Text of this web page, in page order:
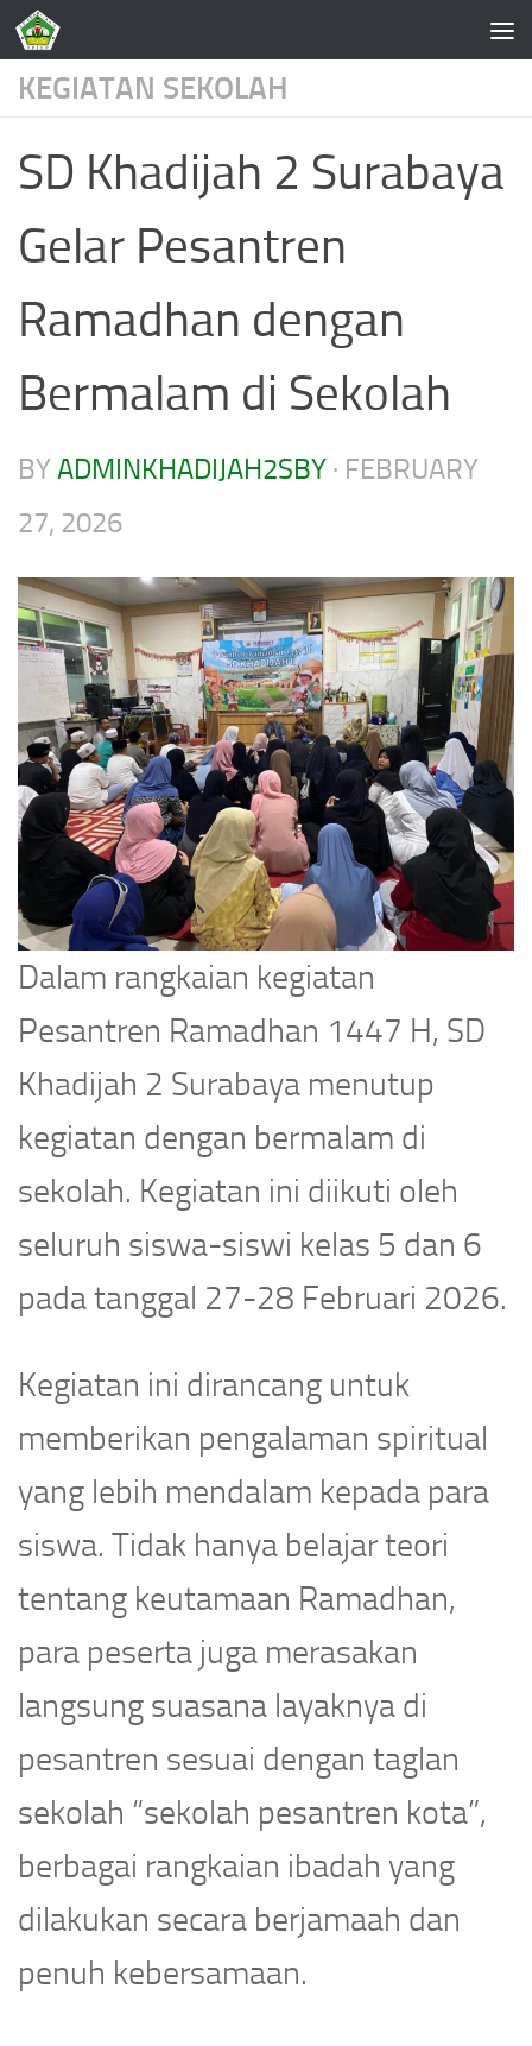
Skip to content
KEGIATAN SEKOLAH
SD Khadijah 2 Surabaya
Gelar Pesantren
Ramadhan dengan
Bermalam di Sekolah
BYADMINKHADIJAH2SBY · FEBRUARY
27, 2026
Dalam rangkaian kegiatan
Pesantren Ramadhan 1447 H, SD
Khadijah 2 Surabaya menutup
kegiatan dengan bermalam di
sekolah. Kegiatan ini diikuti oleh
seluruh siswa-siswi kelas 5 dan 6
pada tanggal 27-28 Februari 2026.
Kegiatan ini dirancang untuk
memberikan pengalaman spiritual
yang lebih mendalam kepada para
siswa. Tidak hanya belajar teori
tentang keutamaan Ramadhan,
para peserta juga merasakan
langsung suasana layaknya di
pesantren sesuai dengan taglan
sekolah “sekolah pesantren kota”,
berbagai rangkaian ibadah yang
dilakukan secara berjamaah dan
penuh kebersamaan.